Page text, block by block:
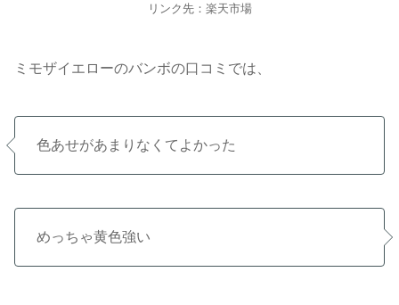
リンク先：楽天市場
ミモザイエローのバンボの口コミでは、
色あせがあまりなくてよかった
めっちゃ黄色強い